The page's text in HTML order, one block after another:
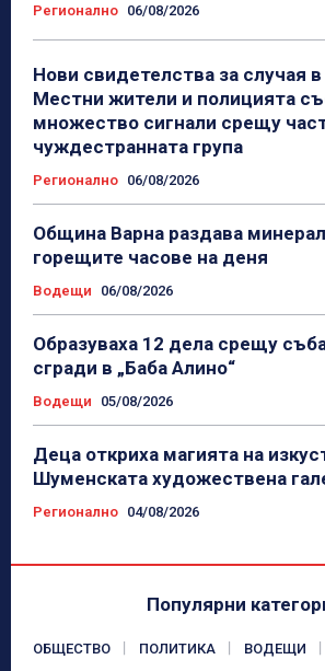
Регионално 06/08/2026
Нови свидетелства за случая
Местни жители и полицията
множество сигнали срещу
чуждестранната група
Регионално 06/08/2026
Община Варна раздава
горещите часове на деня
Водещи 06/08/2026
Образуваха 12 дела срещу
сгради в „Баба Алино“
Водещи 05/08/2026
Деца откриха магията на
Шуменската художествена
Регионално 04/08/2026
Популярни
ОБЩЕСТВО ПОЛИТИКА ВОДЕЩИ